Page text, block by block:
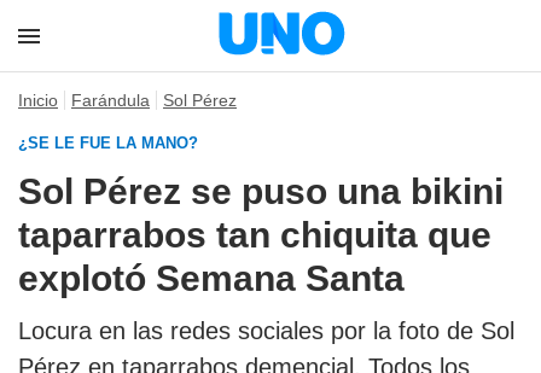
Inicio Farándula Sol Pérez
¿SE LE FUE LA MANO?
Sol Pérez se puso una bikini
taparrabos tan chiquita que
explotó Semana Santa
Locura en las redes sociales por la foto de Sol
Pérez en taparrabos demencial. Todos los